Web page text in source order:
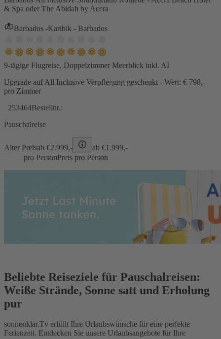
& Spa oder The Abidah by Accra
Barbados -Karibik - Barbados
9-tägige Flugreise, Doppelzimmer Meerblick inkl. AI
Upgrade auf All Inclusive Verpflegung geschenkt - Wert: € 798,-
pro Zimmer
253464Bestellnr.:
Pauschalreise
Alter Preisab €2.999,- ab €1.999,-
pro PersonPreis pro Person
Beliebte Reiseziele für Pauschalreisen:
Weiße Strände, Sonne satt und Erholung
pur
sonnenklar.Tv erfüllt Ihre Urlaubswünsche für eine perfekte
Ferienzeit. Entdecken Sie unsere Urlaubsangebote für Ihre